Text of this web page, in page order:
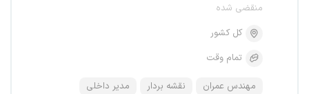
منقضی شده
کل کشور
تمام وقت
مهندس عمران نقشه بردار مدیر داخلی